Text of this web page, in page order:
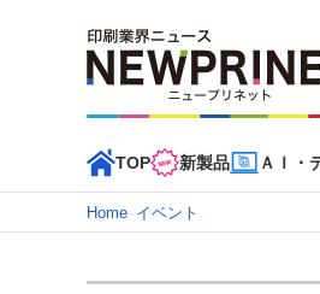
TOP 新製品 ＡＩ・
インデックス
TOP 新着記事 特
Home–イベント